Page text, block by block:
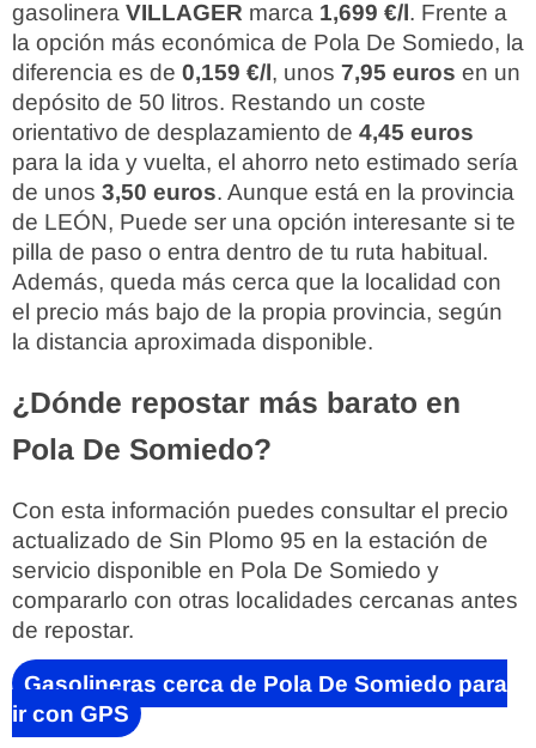
gasolinera VILLAGER marca 1,699 €/l. Frente a
la opción más económica de Pola De Somiedo, la
diferencia es de 0,159 €/l, unos 7,95 euros en un
depósito de 50 litros. Restando un coste
orientativo de desplazamiento de 4,45 euros
para la ida y vuelta, el ahorro neto estimado sería
de unos 3,50 euros. Aunque está en la provincia
de LEÓN, Puede ser una opción interesante si te
pilla de paso o entra dentro de tu ruta habitual.
Además, queda más cerca que la localidad con
el precio más bajo de la propia provincia, según
la distancia aproximada disponible.
¿Dónde repostar más barato en
Pola De Somiedo?
Con esta información puedes consultar el precio
actualizado de Sin Plomo 95 en la estación de
servicio disponible en Pola De Somiedo y
compararlo con otras localidades cercanas antes
de repostar.
Gasolineras cerca de Pola De Somiedo para
ir con GPS